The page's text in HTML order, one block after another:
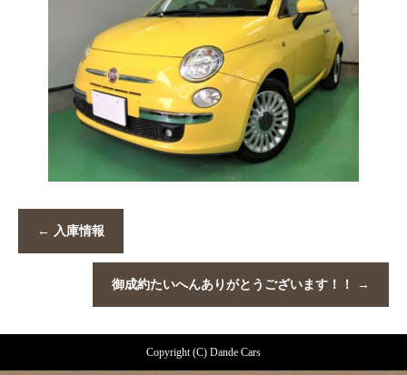
← 入庫情報
御成約たいへんありがとうございます！！ →
Copyright (C) Dande Cars